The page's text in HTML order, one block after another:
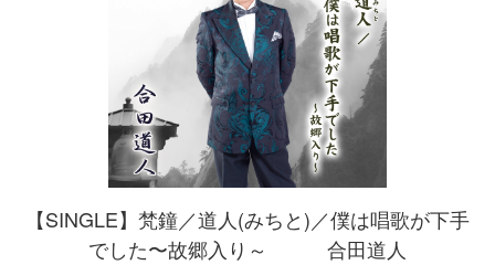
【SINGLE】梵鐘／道人(みちと)／僕は唱歌が下手
でした〜故郷入り～ 合田道人